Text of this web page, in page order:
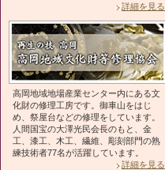
詳細を見る
高岡地域地場産業センター内にある文
化財の修理工房です。御車山をはじ
め、祭屋台などの修理をしています。
人間国宝の大澤光民会長のもと、金
工、漆工、木工、繊維、彫刻部門の熟
練技術者77名が活躍しています。
詳細を見る